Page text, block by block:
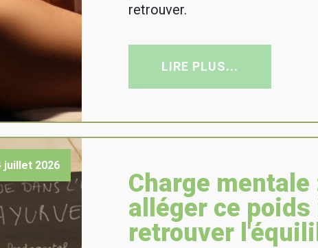
retrouver.
LIRE PLUS...
juillet 2026
Charge
alléger ce
retrouver